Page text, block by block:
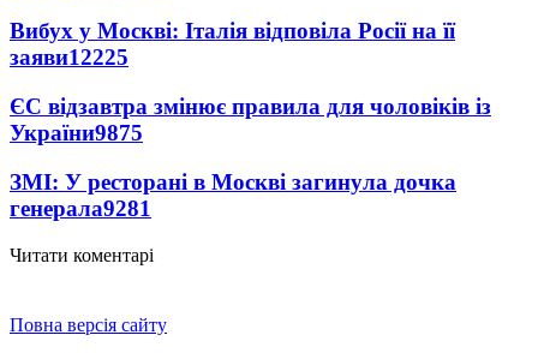
Вибух у Москві: Італія відповіла Росії на її
заяви12225
ЄС відзавтра змінює правила для чоловіків із
України9875
ЗМІ: У ресторані в Москві загинула дочка
генерала9281
Читати коментарі
Повна версія сайту